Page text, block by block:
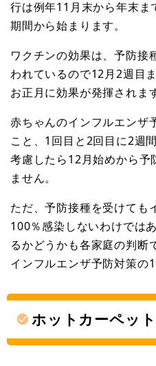
行は例年11月末から年末ま
期間から始まります。
ワクチンの効果は、予防接
われているので12月2週目
お正月に効果が発揮されま
赤ちゃんのインフルエンザ
こと、1回目と2回目に2週
考慮したら12月始めから予
ません。
ただ、予防接種を受けても
100％感染しないわけでは
るかどうかも各家庭の判断
インフルエンザ予防対策の
ホットカーペッ